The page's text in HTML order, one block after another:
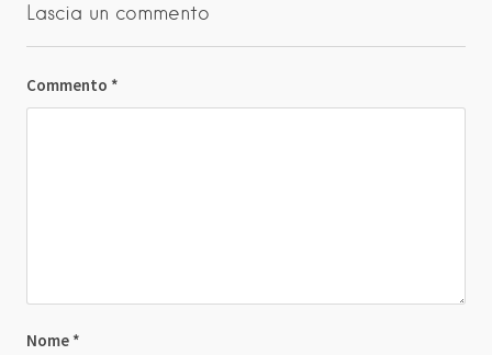
Lascia un commento
Commento *
Nome *